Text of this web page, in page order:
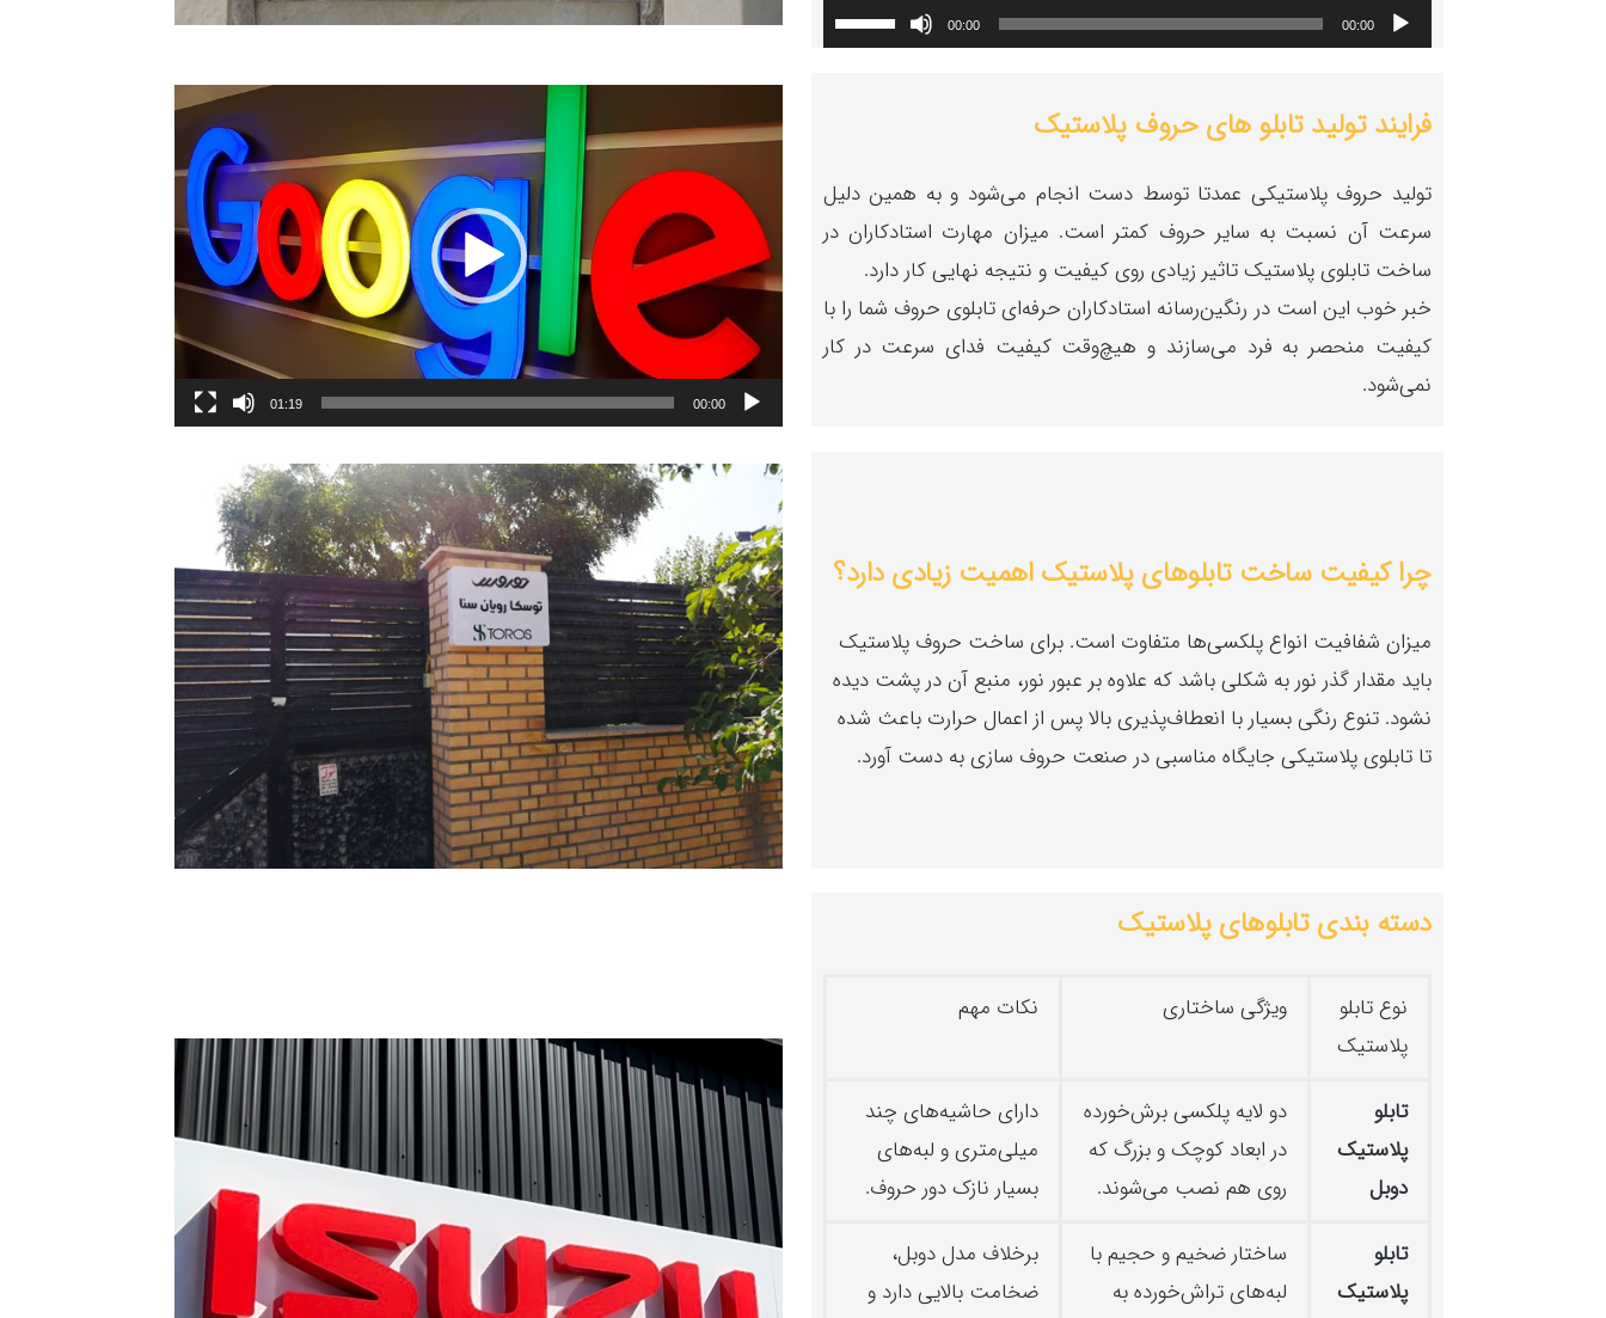
پخش‌کننده
صوت
00:00
00:00
برای
از
کلیدهای
و
پایین
فرایند تولید تابلو های حروف پلاستیک
تولید حروف پلاستیکی عمدتا توسط دست انجام می‌شود و به همین دلیل
سرعت آن نسبت به سایر حروف کمتر است. میزان مهارت استادکاران در
ساخت تا‌بلو‌ی پلاستیک تاثیر زیادی روی کیفیت و نتیجه نهایی کار دارد.
خبر خوب این است در رنگین‌رسانه استادکاران حرفه‌ای تابلوی حروف شما را با
کیفیت منحصر به فرد می‌سازند و هیچ‌وقت کیفیت فدای سرعت در کار
نمی‌شود.
ویدیو
00:00
01:19
چرا کیفیت ساخت تابلوهای پلاستیک اهمیت زیادی دارد؟
میزان شفافیت انواع پلکسی‌ها متفاوت است. برای ساخت حروف پلا‌ستیک
باید مقدار گذر نور به شکلی باشد که علاوه بر عبور نور، منبع آن در پشت دیده
نشود. تنوع رنگی بسیار با انعطاف‌‎پذیری بالا پس از اعمال حرارت باعث شده
تا تا‌بلو‌ی پلا‌ستیکی جایگاه مناسبی در صنعت حروف سازی به دست آورد.
دسته بندی تا‌بلو‌های پلا‌ستیک
نوع تابلو
پلاستیک
ویژگی ساختاری نکات مهم
تابلو
پلاستیک
دوبل
دو لایه پلکسی برش‌خورده
در ابعاد کوچک و بزرگ که
روی هم نصب می‌شوند.
دارای حاشیه‌های چند
میلی‌متری و لبه‌های
بسیار نازک دور حروف.
تابلو
پلاستیک
ساختار ضخیم و حجیم با
لبه‌های تراش‌خورده به
برخلاف مدل دوبل،
ضخامت بالایی دارد و